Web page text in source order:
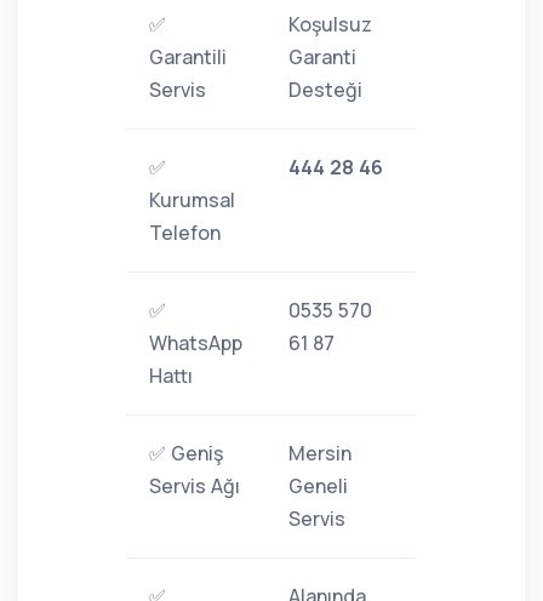
✅
Garantili
Servis
Koşulsuz
Garanti
Desteği
✅
Kurumsal
Telefon
444 28 46
✅
WhatsApp
Hattı
0535 570
61 87
✅ Geniş
Servis Ağı
Mersin
Geneli
Servis